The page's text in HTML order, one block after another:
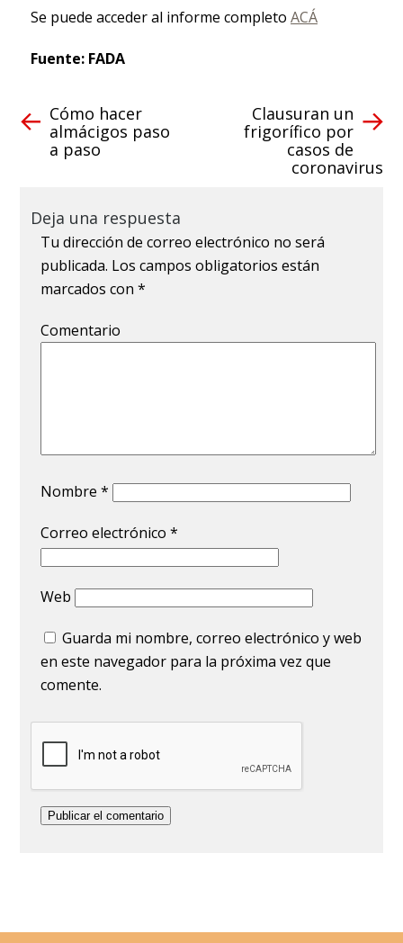
Se puede acceder al informe completo ACÁ
Fuente: FADA
Cómo hacer
almácigos paso
a paso
Clausuran un
frigorífico por
casos de
coronavirus
Deja una respuesta
Tu dirección de correo electrónico no será
publicada. Los campos obligatorios están
marcados con*
Comentario
Nombre*
Correo electrónico*
Web
Guarda mi nombre, correo electrónico y web
en este navegador para la próxima vez que
comente.